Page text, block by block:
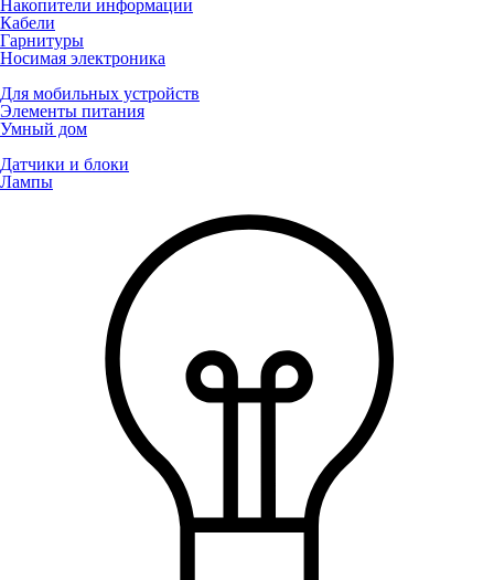
Накопители информации
Кабели
Гарнитуры
Носимая электроника
Для мобильных устройств
Элементы питания
Умный дом
Датчики и блоки
Лампы